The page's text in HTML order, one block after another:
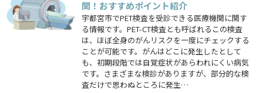
関！おすすめポイント紹介
宇都宮市でPET検査を受診できる医療機関に関す
る情報です。PET-CT検査とも呼ばれるこの検査
は、ほぼ全身のがんリスクを一度にチェックする
ことが可能です。がんはどこに発生したとして
も、初期段階では自覚症状があらわれにくい病気
です。さまざまな検診がありますが、部分的な検
査だけで思わぬところに発生…